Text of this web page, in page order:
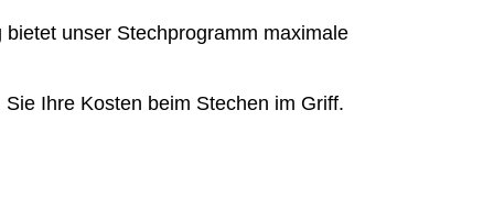
unser Stechprogramm maximale
Ihre Kosten beim Stechen im Griff.